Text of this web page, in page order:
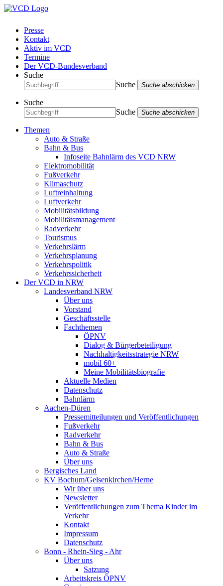
Presse
Kontakt
Aktiv im VCD
Termine
Der VCD-Bundesverband
Suche
Suche
Suche abschicken
Suche
Suche
Suche abschicken
Themen
Auto & Straße
Bahn & Bus
Infoseite Bahnlärm des VCD NRW
Elektromobilität
Fußverkehr
Klimaschutz
Luftreinhaltung
Luftverkehr
Mobilitätsbildung
Mobilitätsmanagement
Radverkehr
Tourismus
Verkehrslärm
Verkehrsplanung
Verkehrspolitik
Verkehrssicherheit
Der VCD in NRW
Landesverband NRW
Über uns
Vorstand
Geschäftsstelle
Fachthemen
ÖPNV
Dialog & Bürgerbeteiligung
Nachhaltigkeitsstrategie NRW
mobil 60+
Meine Mobilitätsbiografie
Aktuelle Medien
Datenschutz
Bahnlärm
Aachen-Düren
Pressemitteilungen und Veröffentlichungen
Fußverkehr
Radverkehr
Bahn & Bus
Auto & Straße
Über uns
Bergisches Land
KV Bochum/Gelsenkirchen/Herne
Wir über uns
Newsletter
Veröffentlichungen zum Thema Kinder im
Verkehr
Kontakt
Impressum
Datenschutz
Bonn - Rhein-Sieg - Ahr
Über uns
Satzung
Arbeitskreis ÖPNV